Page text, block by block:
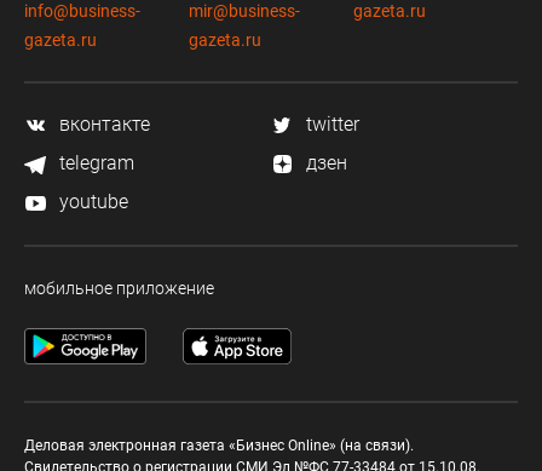
info@business-
gazeta.ru
mir@business-
gazeta.ru
gazeta.ru
вконтакте
twitter
telegram
дзен
youtube
мобильное приложение
Деловая электронная газета «Бизнес Online» (на связи).
Свидетельство о регистрации СМИ Эл №ФС 77-33484 от 15.10.08.